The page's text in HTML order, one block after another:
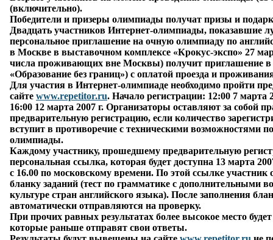
(включительно).
Победители и призеры олимпиады получат призы и
Двадцать участников Интернет-олимпиады, показавшие
персональное приглашение на очную олимпиаду по
в Москве в выставочном комплексе «Крокус-экспо» 27
числа проживающих вне Москвы) получит приглашение
«Образование без границ») с оплатой проезда и
Для участия в Интернет-олимпиаде необходимо пройти
сайте www.repetitor.ru. Начало регистрации: 12:00 7 марта
16:00 12 марта 2007 г. Организаторы оставляют за собой
предварительную регистрацию, если количество
вступит в противоречие с техническими возможностями
олимпиады.
Каждому участнику, прошедшему предварительную
персональная ссылка, которая будет доступна 13 марта
с 16.00 по московскому времени. По этой ссылке
бланку заданий (тест по грамматике с дополнительными
культуре стран английского языка). После заполнения
автоматически отправляются на проверку.
При прочих равных результатах более высокое место
которые раньше отправят свои ответы.